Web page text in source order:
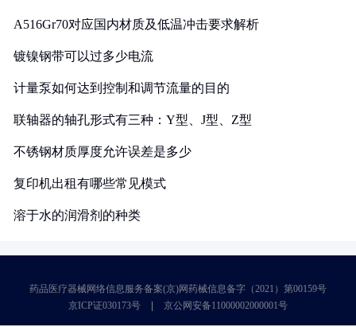
A516Gr70对应国内材质及低温冲击要求解析
镀镍钢带可以过多少电流
计量泵如何达到控制和调节流量的目的
联轴器的轴孔形式有三种：Y型、J型、Z型
不锈钢材质厚度允许误差是多少
复印机出租有哪些常见模式
溶于水的润滑剂的种类
药品医疗器械网络信息服务备案(京)网药械信息备字（2021）第00159号
京ICP证030173号
京公网安备11000002000001号